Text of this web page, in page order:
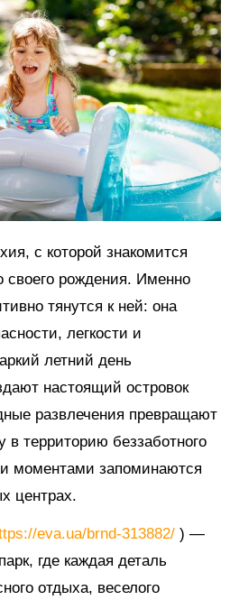
с которой знакомится
рождения. Именно
тянутся к ней: она
легкости и
летний день
настоящий островок
развлечения превращают
территорию беззаботного
моментами запоминаются
центрах.
eva.ua/brnd-313882/ ) —
где каждая деталь
отдыха, веселого